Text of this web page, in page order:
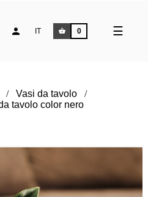
☰
IT 0
Vasi da tavolo
tavolo color nero